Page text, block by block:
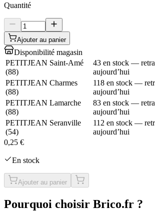
Quantité
Ajouter au panier
Disponibilité magasin
PETITJEAN Saint-Amé
(88)
43 en stock —
aujourd’hui
PETITJEAN Charmes
(88)
118 en stock —
aujourd’hui
PETITJEAN Lamarche
(88)
83 en stock —
aujourd’hui
PETITJEAN Seranville
(54)
112 en stock —
aujourd’hui
0,25 €
En stock
Ajouter au panier
Pourquoi choisir Brico.fr ?